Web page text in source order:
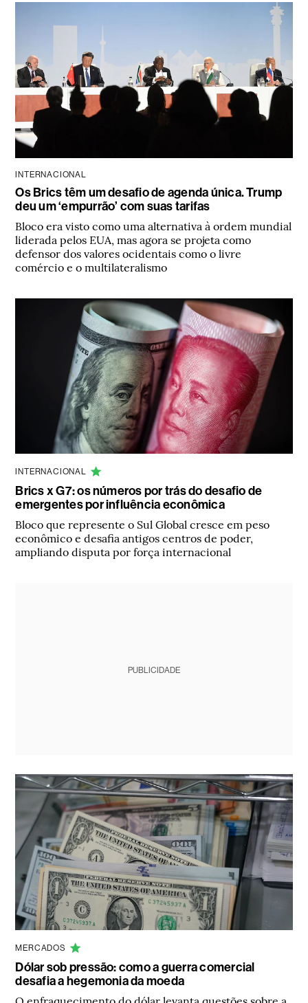
INTERNACIONAL
Os Brics têm um desafio de agenda única. Trump
deu um ‘empurrão’ com suas tarifas
Bloco era visto como uma alternativa à ordem mundial
liderada pelos EUA, mas agora se projeta como
defensor dos valores ocidentais como o livre
comércio e o multilateralismo
INTERNACIONAL
Brics x G7: os números por trás do desafio de
emergentes por influência econômica
Bloco que represente o Sul Global cresce em peso
econômico e desafia antigos centros de poder,
ampliando disputa por força internacional
PUBLICIDADE
MERCADOS
Dólar sob pressão: como a guerra comercial
desafia a hegemonia da moeda
O enfraquecimento do dólar levanta questões sobre a